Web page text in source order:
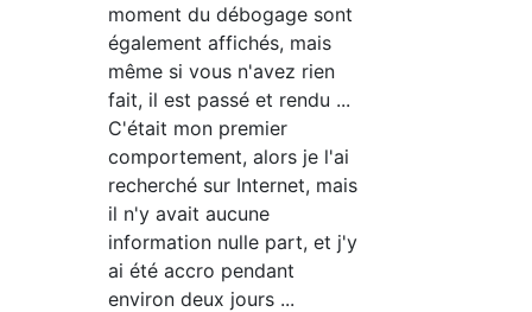
moment du débogage sont
également affichés, mais
même si vous n'avez rien
fait, il est passé et rendu ...
C'était mon premier
comportement, alors je l'ai
recherché sur Internet, mais
il n'y avait aucune
information nulle part, et j'y
ai été accro pendant
environ deux jours ...